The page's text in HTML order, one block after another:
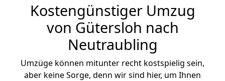
Kostengünstiger Umzug
von Gütersloh nach
Neutraubling
Umzüge können mitunter recht kostspielig sein,
aber keine Sorge, denn wir sind hier, um Ihnen